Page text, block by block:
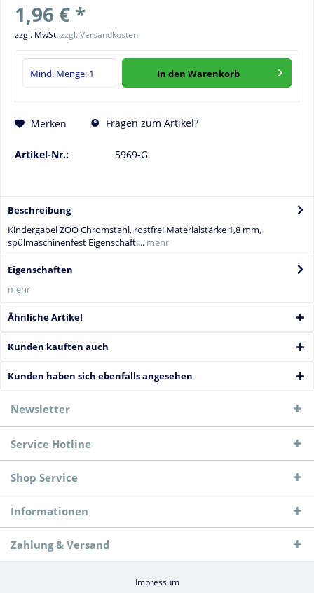
1,96 € *
zzgl. MwSt.zzgl. Versandkosten
In den Warenkorb
Merken Fragen zum Artikel?
Artikel-Nr.: 5969-G
Beschreibung
Kindergabel ZOO Chromstahl, rostfrei Materialstärke 1,8 mm,
spülmaschinenfest Eigenschaft:... mehr
Eigenschaften
mehr
Ähnliche Artikel
Kunden kauften auch
Kunden haben sich ebenfalls angesehen
Newsletter
Service Hotline
Shop Service
Informationen
Zahlung & Versand
Impressum